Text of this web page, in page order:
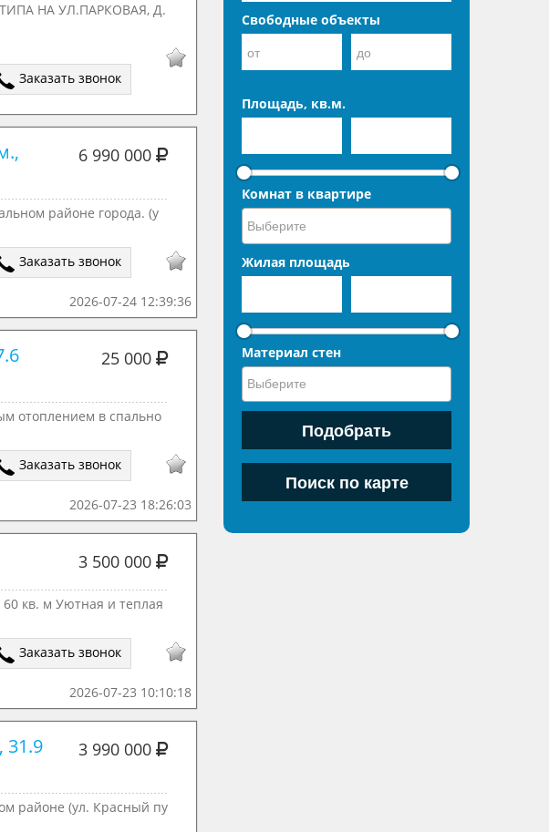
НА УЛ.ПАРКОВАЯ, Д.
Заказать звонок
6 990 000
районе города. (у
Заказать звонок
2026-07-24 12:39:36
25 000
отоплением в спально
Заказать звонок
2026-07-23 18:26:03
3 500 000
кв. м Уютная и теплая
Заказать звонок
2026-07-23 10:10:18
31.9 3 990 000
районе (ул. Красный пу
Свободные объекты
Площадь, кв.м.
Комнат в квартире
Жилая площадь
Материал стен